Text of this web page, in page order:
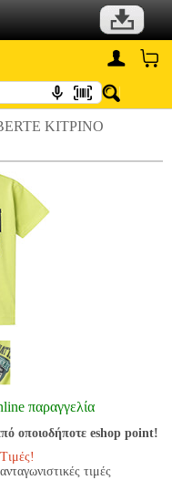
ΚΙΤΡΙΝΟ
παραγγελία
οποιοδήποτε eshop point!
τιμές